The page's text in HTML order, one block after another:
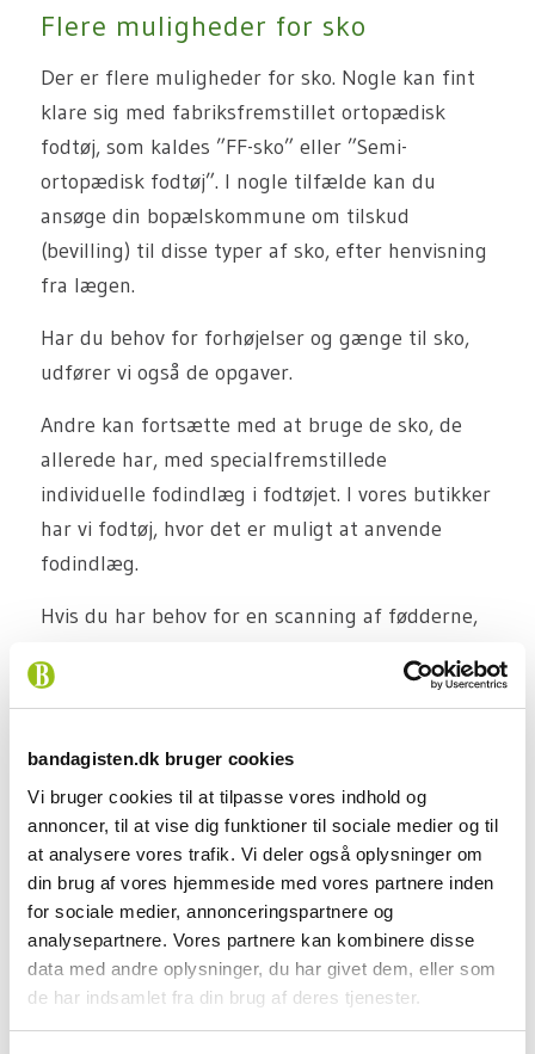
bandagisten.dk bruger cookies
Vi bruger cookies til at tilpasse vores indhold og
annoncer, til at vise dig funktioner til sociale medier og til
at analysere vores trafik. Vi deler også oplysninger om
din brug af vores hjemmeside med vores partnere inden
for sociale medier, annonceringspartnere og
analysepartnere. Vores partnere kan kombinere disse
data med andre oplysninger, du har givet dem, eller som
de har indsamlet fra din brug af deres tjenester.
Flere muligheder for sko
Der er flere muligheder for sko. Nogle kan fint
klare sig med fabriksfremstillet ortopædisk
fodtøj, som kaldes ”FF-sko” eller ”Semi-
ortopædisk fodtøj”. I nogle tilfælde kan du
ansøge din bopælskommune om tilskud
(bevilling) til disse typer af sko, efter henvisning
fra lægen.
Har du behov for forhøjelser og gænge til sko,
udfører vi også de opgaver.
Andre kan fortsætte med at bruge de sko, de
allerede har, med specialfremstillede
individuelle fodindlæg i fodtøjet. I vores butikker
har vi fodtøj, hvor det er muligt at anvende
fodindlæg.
Hvis du har behov for en scanning af fødderne,
af begge fødder til en aftalt konsultation i en af
Vigtige fordele ved FF-sko og
semi-ortopædisk fodtøj
Hvad angår fodtøjets bredde, skal der være flere
at vælge imellem og det er vigtigt med gode
pladsforhold til fødder og tæer. Både inder- og
ydresålen skal være konstrueret til at aflaste og